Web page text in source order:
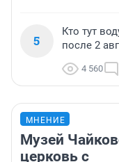
5
Кто тут
после 2
4 560
МНЕНИЕ
Музей
церковь с